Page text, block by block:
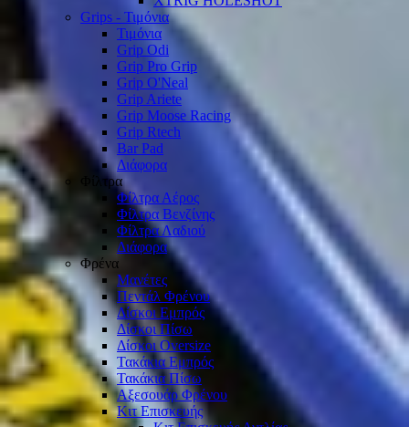
Grips - Τιμόνια
Τιμόνια
Grip Odi
Grip Pro Grip
Grip O'Neal
Grip Ariete
Grip Moose Racing
Grip Rtech
Bar Pad
Διάφορα
Φίλτρα
Φίλτρα Αέρος
Φίλτρα Βενζίνης
Φίλτρα Λαδιού
Διάφορα
Φρένα
Μανέτες
Πεντάλ Φρένου
Δίσκοι Εμπρός
Δίσκοι Πίσω
Δίσκοι Oversize
Τακάκια Εμπρός
Τακάκια Πίσω
Αξεσουάρ Φρένου
Κιτ Επισκευής